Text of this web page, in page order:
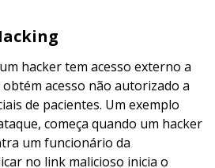
hacker tem acesso externo a
acesso não autorizado a
de pacientes. Um exemplo
começa quando um hacker
um funcionário da
no link malicioso inicia o